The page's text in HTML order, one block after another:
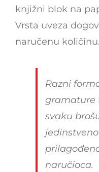
knjižni blok na
Vrsta uveza
naručenu količinu.
Razni
gramature
svaku
naručioca.